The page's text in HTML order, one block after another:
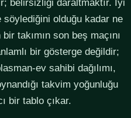
belirsizliği daraltmaktır. İyi
olduğu kadar ne
takımın son beş maçını
bir gösterge değildir;
ev sahibi dağılımı,
takvim yoğunluğu
bir tablo çıkar.